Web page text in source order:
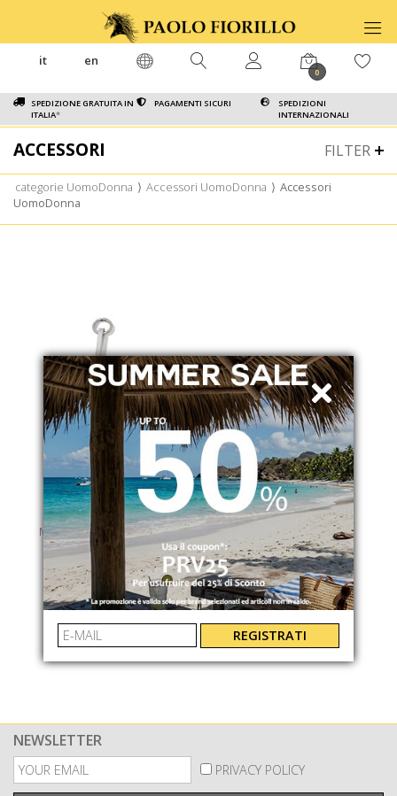
SPEDIZIONE GRATUITA IN
ITALIA*
PAGAMENTI SICURI
SPEDIZIONI
INTERNAZIONALI
it en
0
FILTER
ACCESSORI
categorie UomoDonna ⟩ Accessori UomoDonna ⟩ Accessori
UomoDonna
MC2 SAINT BARTH
BAG CHARM
BAGCHARM00759I
€ 39.00
NEWSLETTER
PRIVACY POLICY
REGISTRATI